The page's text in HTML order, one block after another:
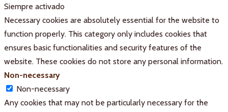
Siempre activado
Necessary cookies are absolutely essential for the website to
function properly. This category only includes cookies that
ensures basic functionalities and security features of the
website. These cookies do not store any personal information.
Non-necessary
Non-necessary
Any cookies that may not be particularly necessary for the